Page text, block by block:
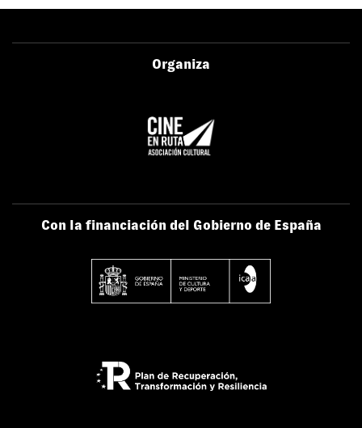
Organiza
Con la financiación del Gobierno de España